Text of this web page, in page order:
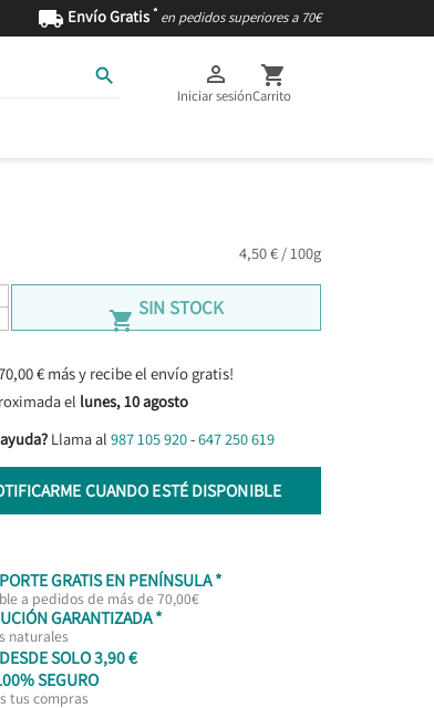
 Envío Gratis * en pedidos superiores a 70€
 
Iniciar sesión

Carrito
4,50 € / 100g
 SIN STOCK
€ más y recibe el envío gratis!
el lunes, 10 agosto
Llama al 987 105 920-647 250 619
CUANDO ESTÉ DISPONIBLE
GRATIS EN PENÍNSULA *
a pedidos de más de 70,00€
GARANTIZADA *
naturales
SOLO 3,90 €
SEGURO
tus compras